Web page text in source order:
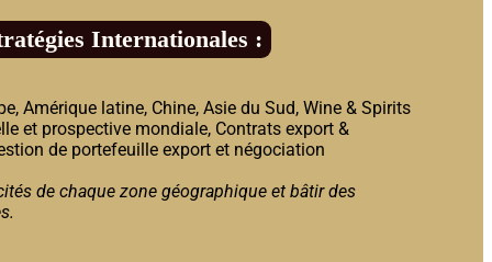
Internationales :
Amérique latine, Chine, Asie du Sud, Wine & Spirits
et prospective mondiale, Contrats export &
de portefeuille export et négociation
de chaque zone géographique et bâtir des